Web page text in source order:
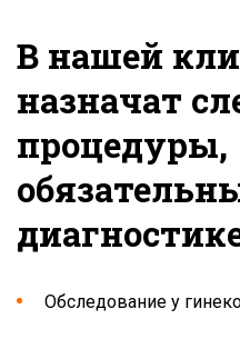
В нашей
назначат
процедуры,
Обследование у